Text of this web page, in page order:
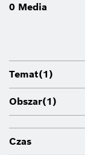
0 Media
Temat(1)
Obszar(1)
Czas